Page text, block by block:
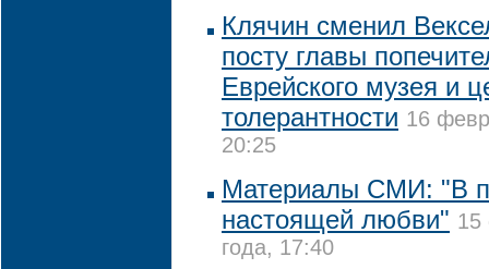
Клячин сменил
посту главы
Еврейского музея и
толерантности 16
20:25
Материалы СМИ: "В
настоящей любви" 15
года, 17:40